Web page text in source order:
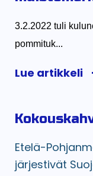
3.2.2022 tuli
pommituk...
Lue artikkeli
Etelä-
järjestivät